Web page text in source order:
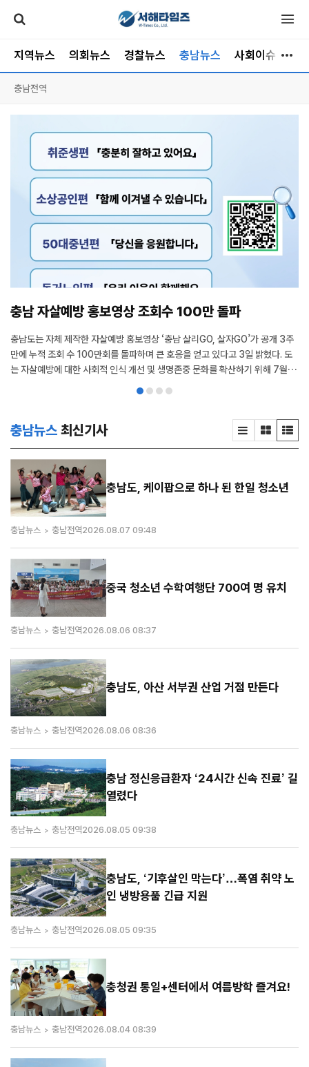
지역뉴스 의회뉴스 경찰뉴스 충남뉴스 사회이슈 소
충남전역
충남 자살예방 홍보영상 조회수 100만 돌파
충남도는 자체 제작한 자살예방 홍보영상 ‘충남 살리GO, 살자GO’가 공개 3주
만에 누적 조회 수 100만회를 돌파하며 큰 호응을 얻고 있다고 3일 밝혔다. 도
는 자살예방에 대한 사회적 인식 개선 및 생명존중 문화를 확산하기 위해 7월 1
경...
충남뉴스 최신기사
충남도, 케이팝으로 하나 된 한일 청소년
충남뉴스 충남전역2026.08.07 09:48
중국 청소년 수학여행단 700여 명 유치
충남뉴스 충남전역2026.08.06 08:37
충남도, 아산 서부권 산업 거점 만든다
충남뉴스 충남전역2026.08.06 08:36
충남 정신응급환자 ‘24시간 신속 진료’ 길
열렸다
충남뉴스 충남전역2026.08.05 09:38
충남도, ‘기후살인 막는다’…폭염 취약 노
인 냉방용품 긴급 지원
충남뉴스 충남전역2026.08.05 09:35
충청권 통일+센터에서 여름방학 즐겨요!
충남뉴스 충남전역2026.08.04 08:39